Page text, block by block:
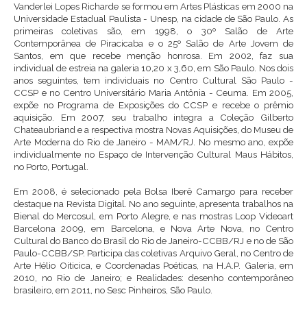
Vanderlei Lopes Richarde se formou em Artes Plásticas em 2000 na
Universidade Estadual Paulista - Unesp, na cidade de São Paulo. As
primeiras coletivas são, em 1998, o 30º Salão de Arte
Contemporânea de Piracicaba e o 25º Salão de Arte Jovem de
Santos, em que recebe menção honrosa. Em 2002, faz sua
individual de estreia na galeria 10,20 x 3,60, em São Paulo. Nos dois
anos seguintes, tem individuais no Centro Cultural São Paulo -
CCSP e no Centro Universitário Maria Antônia - Ceuma. Em 2005,
expõe no Programa de Exposições do CCSP e recebe o prêmio
aquisição. Em 2007, seu trabalho integra a Coleção Gilberto
Chateaubriand e a respectiva mostra Novas Aquisições, do Museu de
Arte Moderna do Rio de Janeiro - MAM/RJ. No mesmo ano, expõe
individualmente no Espaço de Intervenção Cultural Maus Hábitos,
no Porto, Portugal.
Em 2008, é selecionado pela Bolsa Iberê Camargo para receber
destaque na Revista Digital. No ano seguinte, apresenta trabalhos na
Bienal do Mercosul, em Porto Alegre, e nas mostras Loop Videoart
Barcelona 2009, em Barcelona, e Nova Arte Nova, no Centro
Cultural do Banco do Brasil do Rio de Janeiro-CCBB/RJ e no de São
Paulo-CCBB/SP. Participa das coletivas Arquivo Geral, no Centro de
Arte Hélio Oiticica, e Coordenadas Poéticas, na H.A.P. Galeria, em
2010, no Rio de Janeiro; e Realidades: desenho contemporâneo
brasileiro, em 2011, no Sesc Pinheiros, São Paulo.